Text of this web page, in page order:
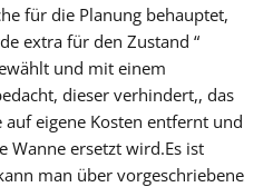
für die Planung behauptet,
extra für den Zustand “
und mit einem
dieser verhindert,, das
auf eigene Kosten entfernt und
Wanne ersetzt wird.Es ist
man über vorgeschriebene